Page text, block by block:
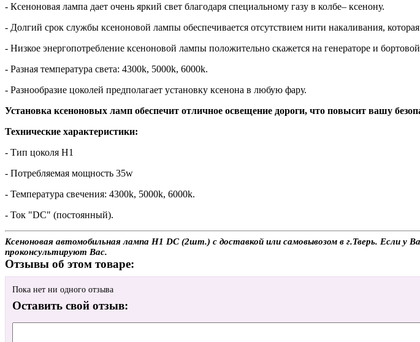
- Ксеноновая лампа дает очень яркий свет благодаря специальному газу в колбе– ксенону.
- Долгий срок службы ксеноновой лампы обеспечивается отсутствием нити накаливания,
- Низкое энергопотребление ксеноновой лампы положительно скажется на генераторе и
- Разная температура света: 4300k, 5000k, 6000k.
- Разнообразие цоколей предполагает установку ксенона в любую фару.
Установка ксеноновых ламп обеспечит отличное освещение дороги, что повысит вашу
Технические характеристики:
- Тип цоколя H1
- Потребляемая мощность 35w
- Температура свечения: 4300k, 5000k, 6000k.
- Ток "DC" (постоянный).
Ксеноновая автомобильная лампа H1 DC (2шт.) с доставкой или самовывозом в г.Тверь. Если
проконсультируют Вас.
Отзывы об этом товаре:
Пока нет ни одного отзыва
Оставить свой отзыв: